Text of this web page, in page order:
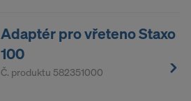
Adaptér pro vřeteno Staxo
100
Č. produktu 582351000